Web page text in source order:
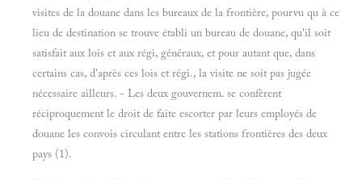
visites de la douane dans les bureaux de la frontière, pourvu qu à ce
lieu de destination se trouve établi un bureau de douane, qu'il soit
satisfait aux lois et aux régi, généraux, et pour autant que, dans
certains cas, d'après ces lois et régi., la visite ne soit pas jugée
nécessaire ailleurs. - Les deux gouvernem. se confèrent
réciproquement le droit de faite escorter par leurs employés de
douane les convois circulant entre les stations frontières des deux
pays (1).